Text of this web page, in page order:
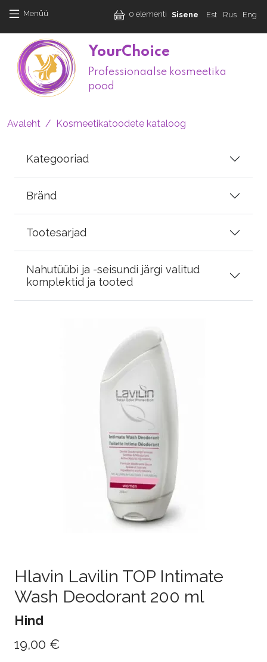
Menüü 0 elementi User
Sisene Est Rus Eng
YourChoice
Professionaalse kosmeetika
pood
Leivapuru
Avaleht Kosmeetikatoodete kataloog
Hlavin Lavilin TOP Intimate
Wash Deodorant 200 ml
Hind
19,00 €
Kategooriad
Bränd
Tootesarjad
Nahutüübi ja -seisundi järgi valitud
komplektid ja tooted